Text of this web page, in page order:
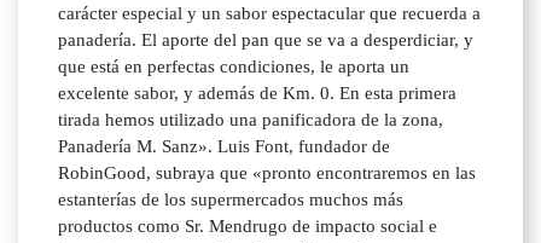
carácter especial y un sabor espectacular que recuerda a
panadería. El aporte del pan que se va a desperdiciar, y
que está en perfectas condiciones, le aporta un
excelente sabor, y además de Km. 0. En esta primera
tirada hemos utilizado una panificadora de la zona,
Panadería M. Sanz». Luis Font, fundador de
RobinGood, subraya que «pronto encontraremos en las
estanterías de los supermercados muchos más
productos como Sr. Mendrugo de impacto social e